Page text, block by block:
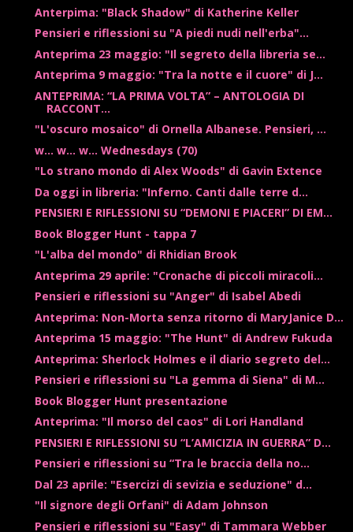
Anterpima: "Black Shadow" di Katherine Keller
Pensieri e riflessioni su "A piedi nudi nell'erba"...
Anteprima 23 maggio: "Il segreto della libreria se...
Anteprima 9 maggio: "Tra la notte e il cuore" di J...
ANTEPRIMA: “LA PRIMA VOLTA” – ANTOLOGIA DI
RACCONT...
"L'oscuro mosaico" di Ornella Albanese. Pensieri, ...
w... w... w... Wednesdays (70)
"Lo strano mondo di Alex Woods" di Gavin Extence
Da oggi in libreria: "Inferno. Canti dalle terre d...
PENSIERI E RIFLESSIONI SU “DEMONI E PIACERI” DI EM...
Book Blogger Hunt - tappa 7
"L'alba del mondo" di Rhidian Brook
Anteprima 29 aprile: "Cronache di piccoli miracoli...
Pensieri e riflessioni su "Anger" di Isabel Abedi
Anteprima: Non-Morta senza ritorno di MaryJanice D...
Anteprima 15 maggio: "The Hunt" di Andrew Fukuda
Anteprima: Sherlock Holmes e il diario segreto del...
Pensieri e riflessioni su "La gemma di Siena" di M...
Book Blogger Hunt presentazione
Anteprima: "Il morso del caos" di Lori Handland
PENSIERI E RIFLESSIONI SU “L’AMICIZIA IN GUERRA” D...
Pensieri e riflessioni su “Tra le braccia della no...
Dal 23 aprile: "Esercizi di sevizia e seduzione" d...
"Il signore degli Orfani" di Adam Johnson
Pensieri e riflessioni su "Easy" di Tammara Webber